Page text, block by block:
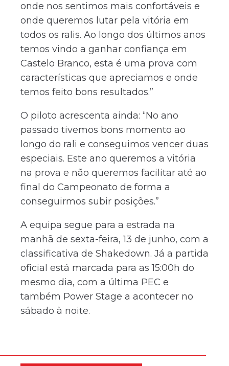
onde nos sentimos mais confortáveis e
onde queremos lutar pela vitória em
todos os ralis. Ao longo dos últimos anos
temos vindo a ganhar confiança em
Castelo Branco, esta é uma prova com
características que apreciamos e onde
temos feito bons resultados.”
O piloto acrescenta ainda: “No ano
passado tivemos bons momento ao
longo do rali e conseguimos vencer duas
especiais. Este ano queremos a vitória
na prova e não queremos facilitar até ao
final do Campeonato de forma a
conseguirmos subir posições.”
A equipa segue para a estrada na
manhã de sexta-feira, 13 de junho, com a
classificativa de Shakedown. Já a partida
oficial está marcada para as 15:00h do
mesmo dia, com a última PEC e
também Power Stage a acontecer no
sábado à noite.